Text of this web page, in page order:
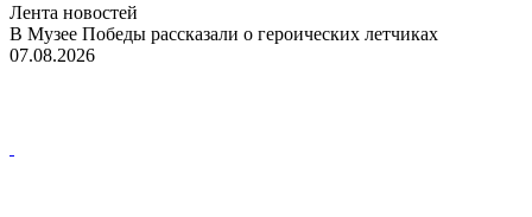
Лента новостей
В Музее Победы рассказали о героических летчиках
07.08.2026